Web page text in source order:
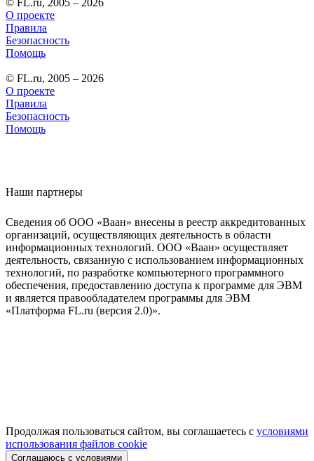
О проекте
Правила
Безопасность
Помощь
© FL.ru, 2005 – 2026
О проекте
Правила
Безопасность
Помощь
Наши партнеры
Сведения об ООО «Ваан» внесены в реестр аккредитованных
организаций, осуществляющих деятельность в области
информационных технологий. ООО «Ваан» осуществляет
деятельность, связанную с использованием информационных
технологий, по разработке компьютерного программного
обеспечения, предоставлению доступа к программе для ЭВМ
и является правообладателем программы для ЭВМ
«Платформа FL.ru (версия 2.0)».
Продолжая пользоваться сайтом, вы соглашаетесь с условиями
использования файлов cookie
Соглашаюсь с условиями